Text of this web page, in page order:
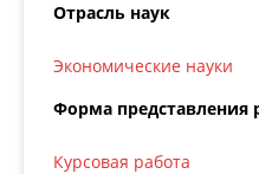
Отрасль наук
Экономические науки
Форма представления
Курсовая работа